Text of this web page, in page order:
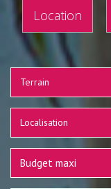
Location
Terrain
Localisation